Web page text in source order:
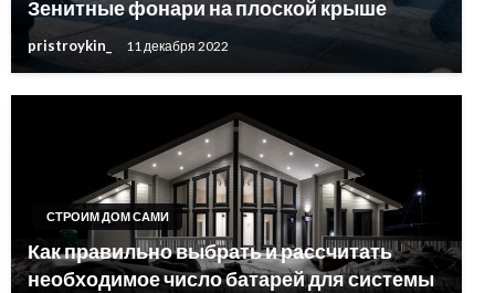
Зенитные фонари на плоской крыше
pristroykin_ 11 декабря 2022
СТРОИМ ДОМ САМИ
Как правильно выбрать и рассчитать
необходимое число батарей для системы